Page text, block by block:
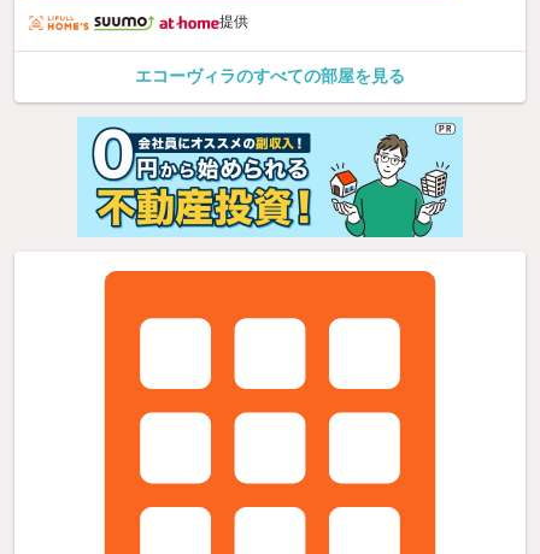
提供
エコーヴィラのすべての部屋を見る